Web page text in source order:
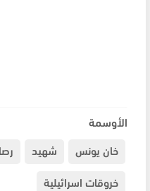
الأوسمة
خان يونس
شهيد
خروقات اسرائيلية